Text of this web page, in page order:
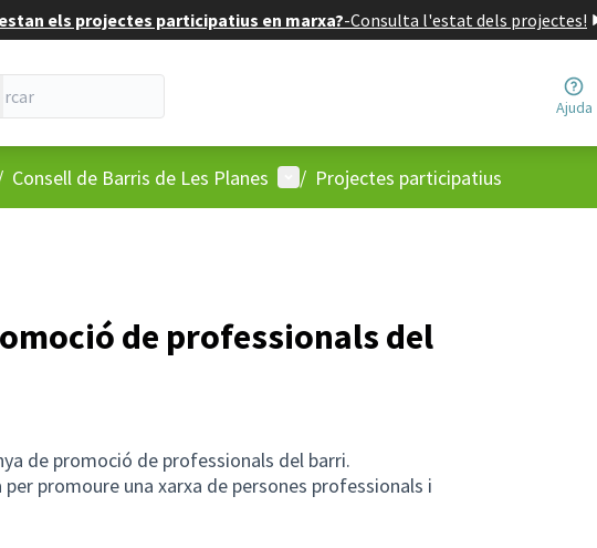
els projectes participatius en marxa?-Consulta l'estat dels projectes!
Ajuda
d'usuari
Consell de Barris de Les Planes Menú d'usuari
/ Projectes participatius
de professionals del
de promoció de professionals del barri.
per promoure una xarxa de persones professionals i